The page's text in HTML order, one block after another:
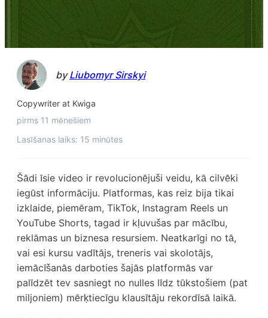
byLiubomyr Sirskyi
Copywriter at Kwiga
pirms 11 mēnešiem
Lasīšanas laiks: 15 minūtes
Šādi īsie video ir revolucionējuši veidu, kā cilvēki
iegūst informāciju. Platformas, kas reiz bija tikai
izklaide, piemēram, TikTok, Instagram Reels un
YouTube Shorts, tagad ir kļuvušas par mācību,
reklāmas un biznesa resursiem. Neatkarīgi no tā,
vai esi kursu vadītājs, treneris vai skolotājs,
iemācīšanās darboties šajās platformās var
palīdzēt tev sasniegt no nulles līdz tūkstošiem (pat
miljoniem) mērķtiecīgu klausītāju rekordīsā laikā.